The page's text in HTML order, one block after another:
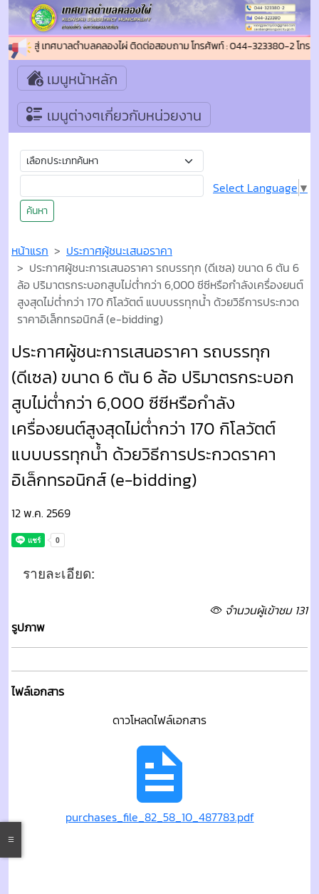
บเข้าสู่ เทศบาลตำบลคลองไผ่ ติดต่อสอบถาม โทรศัพท์ : 044-323380-2 โทรส
เมนูหน้าหลัก
เมนูต่างๆเกี่ยวกับหน่วยงาน
ค้นหา
Select Language ▼
หน้าแรก
ประกาศผู้ชนะเสนอราคา
ประกาศผู้ชนะการเสนอราคา รถบรรทุก (ดีเซล) ขนาด 6 ตัน 6
ล้อ ปริมาตรกระบอกสูบไม่ต่ำกว่า 6,000 ซีซีหรือกำลังเครื่องยนต์
สูงสุดไม่ต่ำกว่า 170 กิโลวัตต์ แบบบรรทุกน้ำ ด้วยวิธีการประกวด
ราคาอิเล็กทรอนิกส์ (e-bidding)
ประกาศผู้ชนะการเสนอราคา รถบรรทุก
(ดีเซล) ขนาด 6 ตัน 6 ล้อ ปริมาตรกระบอก
สูบไม่ต่ำกว่า 6,000 ซีซีหรือกำลัง
เครื่องยนต์สูงสุดไม่ต่ำกว่า 170 กิโลวัตต์
แบบบรรทุกน้ำ ด้วยวิธีการประกวดราคา
อิเล็กทรอนิกส์ (e-bidding)
12 พ.ค. 2569
รายละเอียด:
จำนวนผู้เข้าชม 131
รูปภาพ
ไฟล์เอกสาร
ดาวโหลดไฟล์เอกสาร
purchases_file_82_58_10_487783.pdf